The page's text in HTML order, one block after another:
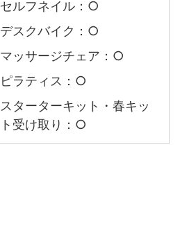
セルフネイル：○
デスクバイク：○
マッサージチェア：○
ピラティス：○
スターターキット・春キッ
ト受け取り：○